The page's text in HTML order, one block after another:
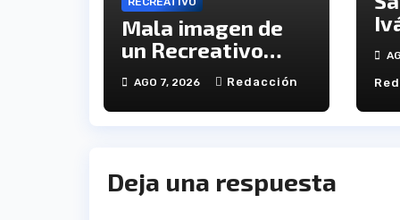
Mala imagen de
un Recreativo
inócuo
AGO 7, 2026 Redacción
Deja una respuesta